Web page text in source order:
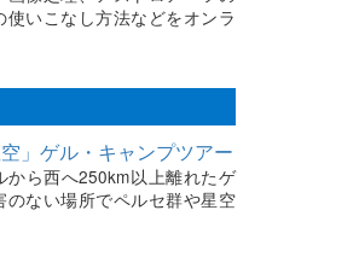
使いこなし方法などをオンラ
」ゲル・キャンプツアー
から西へ250km以上離れたゲ
のない場所でペルセ群や星空